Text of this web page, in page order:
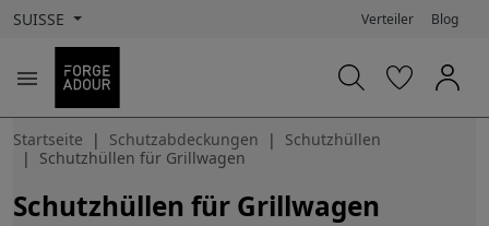
SUISSE Verteiler Blog

Startseite Schutzabdeckungen
Schutzhüllen
Schutzhüllen für Grillwagen
Schutzhüllen für Grillwagen